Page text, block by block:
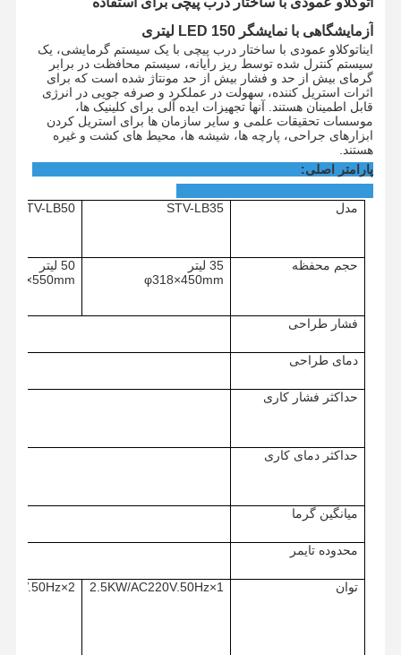
آزمایشگاهی با نمایشگر LED 150 لیتری
ایناتوکلاو عمودی با ساختار درب پیچی با یک سیستم گرمایشی، یک
سیستم کنترل شده توسط ریز رایانه، سیستم محافظت در برابر
گرمای بیش از حد و فشار بیش از حد مونتاژ شده است که برای
اثرات استریل کننده، سهولت در عملکرد و صرفه جویی در انرژی
قابل اطمینان هستند. آنها تجهیزات ایده آلی برای کلینیک ها،
موسسات تحقیقات علمی و سایر سازمان ها برای استریل کردن
ابزارهای جراحی، پارچه ها، شیشه ها، محیط های کشت و غیره
هستند.
پارامتر اصلی:
مدل STV-LB35
STV-LB50
حجم محفظه
35 لیتر
φ318×450mm
50 لیتر
فشار طراحی
دمای طراحی
حداکثر فشار کاری
حداکثر دمای کاری
میانگین گرما
محدوده تایمر
توان 1×2.5KW/AC220V.50Hz
2×1.5KW/AC220V.50Hz